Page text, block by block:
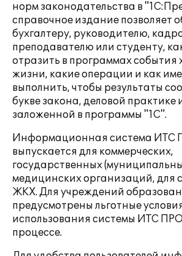
норм законодательства в
справочное издание позволяет
бухгалтеру, руководителю,
преподавателю или студенту,
отразить в программах события
жизни, какие операции и как
выполнить, чтобы результаты
букве закона, деловой практике
заложенной в программы "1С".
Информационная система ИТС
выпускается для коммерческих,
государственных
медицинских организаций, для
ЖКХ. Для учреждений
предусмотрены льготные
использования системы ИТС
процессе.